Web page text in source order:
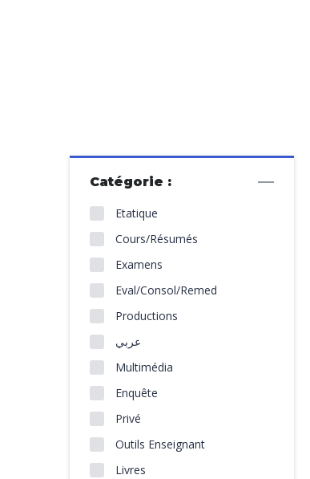
Catégorie :
Etatique
Cours/Résumés
Examens
Eval/Consol/Remed
Productions
عربي
Multimédia
Enquête
Privé
Outils Enseignant
Livres